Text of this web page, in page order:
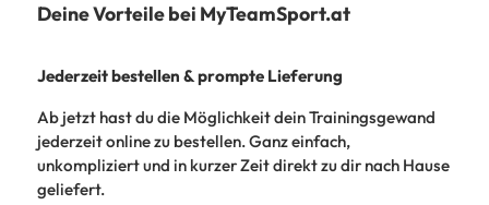
Deine Vorteile bei MyTeamSport.at
Jederzeit bestellen & prompte Lieferung
Ab jetzt hast du die Möglichkeit dein Trainingsgewand
jederzeit online zu bestellen. Ganz einfach,
unkompliziert und in kurzer Zeit direkt zu dir nach Hause
geliefert.